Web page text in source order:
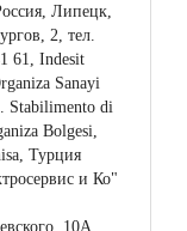
Липецк,
2, тел.
61, Indesit
Sanayi
Stabilimento di
Bolgesi,
Турция
и Ко"
10А,